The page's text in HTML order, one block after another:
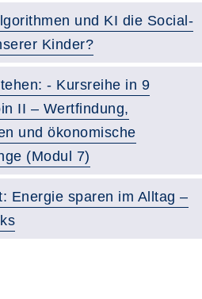
und KI die Social-
Kinder?
- Kursreihe in 9
II – Wertfindung,
und ökonomische
(Modul 7)
Energie sparen im Alltag –